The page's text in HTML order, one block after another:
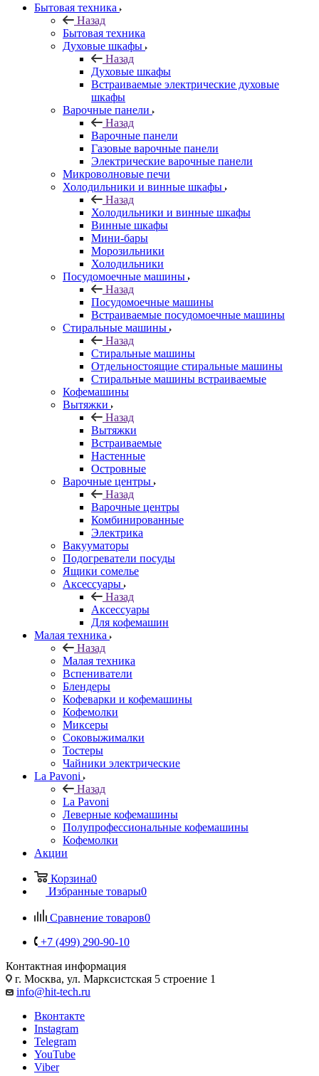
Бытовая техника
Назад
Бытовая техника
Духовые шкафы
Назад
Духовые шкафы
Встраиваемые электрические духовые
шкафы
Варочные панели
Назад
Варочные панели
Газовые варочные панели
Электрические варочные панели
Микроволновые печи
Холодильники и винные шкафы
Назад
Холодильники и винные шкафы
Винные шкафы
Мини-бары
Морозильники
Холодильники
Посудомоечные машины
Назад
Посудомоечные машины
Встраиваемые посудомоечные машины
Стиральные машины
Назад
Стиральные машины
Отдельностоящие стиральные машины
Стиральные машины встраиваемые
Кофемашины
Вытяжки
Назад
Вытяжки
Встраиваемые
Настенные
Островные
Варочные центры
Назад
Варочные центры
Комбинированные
Электрика
Вакууматоры
Подогреватели посуды
Ящики сомелье
Аксессуары
Назад
Аксессуары
Для кофемашин
Малая техника
Назад
Малая техника
Вспениватели
Блендеры
Кофеварки и кофемашины
Кофемолки
Миксеры
Соковыжималки
Тостеры
Чайники электрические
La Pavoni
Назад
La Pavoni
Леверные кофемашины
Полупрофессиональные кофемашины
Кофемолки
Акции
Корзина0
Избранные товары0
Сравнение товаров0
+7 (499) 290-90-10
Контактная информация
г. Москва, ул. Марксистская 5 строение 1
info@hit-tech.ru
Вконтакте
Instagram
Telegram
YouTube
Viber